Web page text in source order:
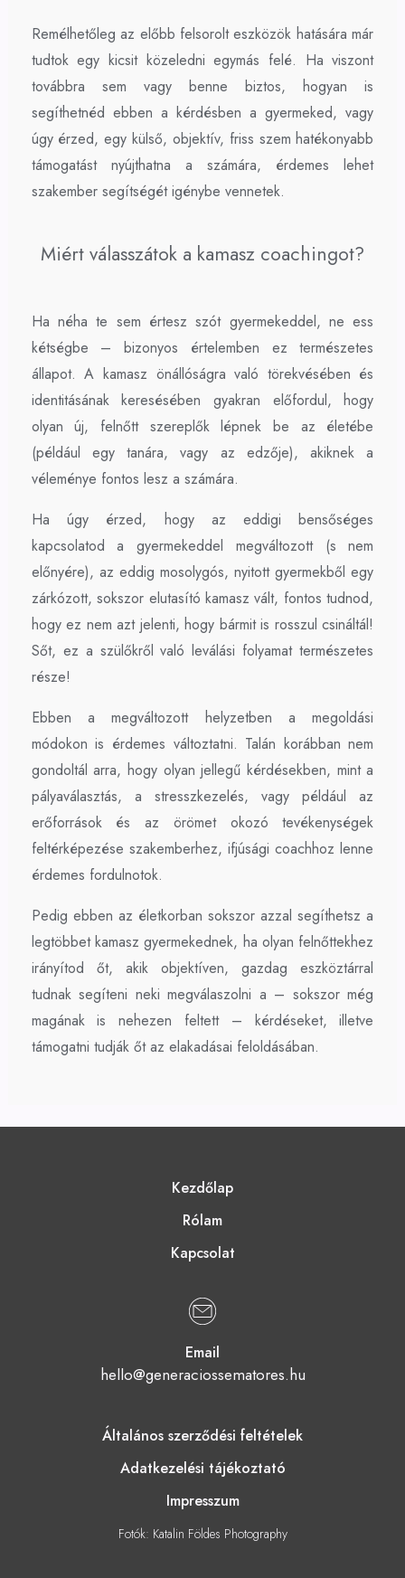
Remélhetőleg az előbb felsorolt eszközök hatására már
tudtok egy kicsit közeledni egymás felé. Ha viszont
továbbra sem vagy benne biztos, hogyan is
segíthetnéd ebben a kérdésben a gyermeked, vagy
úgy érzed, egy külső, objektív, friss szem hatékonyabb
támogatást nyújthatna a számára, érdemes lehet
szakember segítségét igénybe vennetek.
Miért válasszátok a kamasz coachingot?
Ha néha te sem értesz szót gyermekeddel, ne ess
kétségbe – bizonyos értelemben ez természetes
állapot. A kamasz önállóságra való törekvésében és
identitásának keresésében gyakran előfordul, hogy
olyan új, felnőtt szereplők lépnek be az életébe
(például egy tanára, vagy az edzője), akiknek a
véleménye fontos lesz a számára.
Ha úgy érzed, hogy az eddigi bensőséges
kapcsolatod a gyermekeddel megváltozott (s nem
előnyére), az eddig mosolygós, nyitott gyermekből egy
zárkózott, sokszor elutasító kamasz vált, fontos tudnod,
hogy ez nem azt jelenti, hogy bármit is rosszul csináltál!
Sőt, ez a szülőkről való leválási folyamat természetes
része!
Ebben a megváltozott helyzetben a megoldási
módokon is érdemes változtatni. Talán korábban nem
gondoltál arra, hogy olyan jellegű kérdésekben, mint a
pályaválasztás, a stresszkezelés, vagy például az
erőforrások és az örömet okozó tevékenységek
feltérképezése szakemberhez, ifjúsági coachhoz lenne
érdemes fordulnotok.
Pedig ebben az életkorban sokszor azzal segíthetsz a
legtöbbet kamasz gyermekednek, ha olyan felnőttekhez
irányítod őt, akik objektíven, gazdag eszköztárral
tudnak segíteni neki megválaszolni a – sokszor még
magának is nehezen feltett – kérdéseket, illetve
támogatni tudják őt az elakadásai feloldásában.
Kezdőlap
Rólam
Kapcsolat
Email
hello@generaciossematores.hu
Általános szerződési feltételek
Adatkezelési tájékoztató
Impresszum
Fotók: Katalin Földes Photography